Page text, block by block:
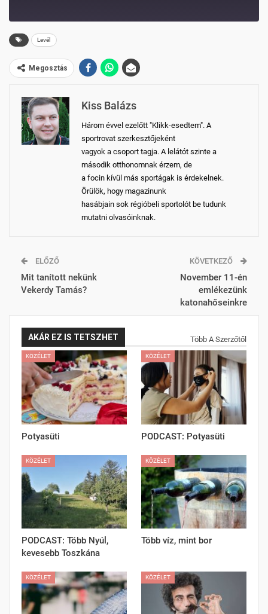
Levél
Megosztás
Kiss Balázs
Három évvel ezelőtt "Klikk-esedtem". A
sportrovat szerkesztőjeként
vagyok a csoport tagja. A lelátót szinte a
második otthonomnak érzem, de
a focin kívül más sportágak is érdekelnek.
Örülök, hogy magazinunk
hasábjain sok régióbeli sportolót be tudunk
mutatni olvasóinknak.
ELŐZŐ
Mit tanított nekünk
Vekerdy Tamás?
KÖVETKEZŐ
November 11-én
emlékezünk
katonahőseinkre
AKÁR EZ IS TETSZHET Több A Szerzőtől
KÖZÉLET
Potyasüti
KÖZÉLET
PODCAST: Potyasüti
KÖZÉLET
PODCAST: Több Nyúl,
kevesebb Toszkána
KÖZÉLET
Több víz, mint bor
KÖZÉLET KÖZÉLET